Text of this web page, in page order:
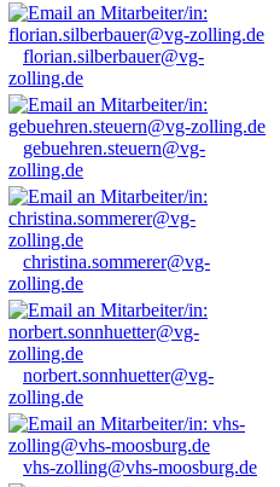
florian.silberbauer@vg-
zolling.de
gebuehren.steuern@vg-
zolling.de
christina.sommerer@vg-
zolling.de
norbert.sonnhuetter@vg-
zolling.de
vhs-zolling@vhs-moosburg.de